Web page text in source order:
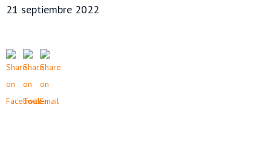
21 septiembre 2022